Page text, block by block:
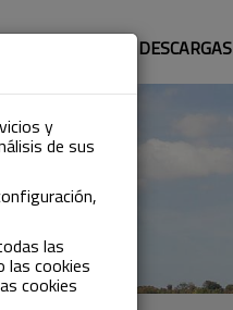
DESCARGAS
y
de sus
las
las cookies
cookies